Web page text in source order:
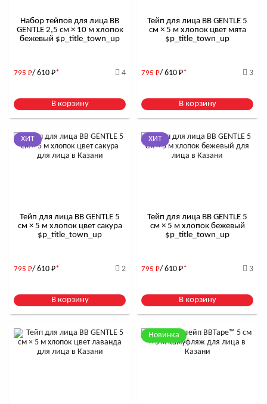
Набор тейпов для лица BB
GENTLE 2,5 см × 10 м хлопок
бежевый $р_title_town_up
795 Р/ 610 Р* 4
В корзину
Тейп для лица BB GENTLE 5
см × 5 м хлопок цвет мята
$р_title_town_up
795 Р/ 610 Р* 3
В корзину
ХИТ
Тейп для лица BB GENTLE 5
см × 5 м хлопок цвет сакура
$р_title_town_up
795 Р/ 610 Р* 2
В корзину
ХИТ
Тейп для лица BB GENTLE 5
см × 5 м хлопок бежевый
$р_title_town_up
795 Р/ 610 Р* 3
В корзину
Новинка